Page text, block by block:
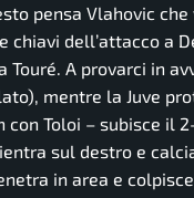
pensa Vlahovic
chiavi dell’attacco a
A provarci in
mentre la Juve
Toloi – subisce il
sul destro e
in area e